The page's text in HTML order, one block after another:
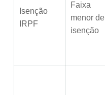
Isenção
IRPF
Faixa
menor de
isenção